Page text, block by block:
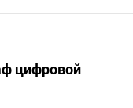
цифровой